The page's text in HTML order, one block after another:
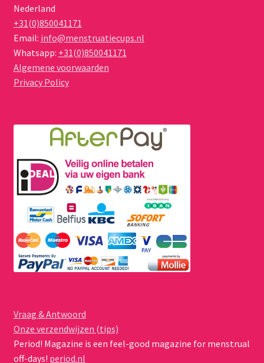
Nederland
+31(0)850041171
Email: info@menstruatiecups.nl
Whatsapp: +31(0)850041171
Algemene voorwaarden
Privacy Policy
Vraag & Antwoord
Onze verzendwijzen (tips)
Period! Magazine is een feel-good magazine for menstrual
off-days! period.nl